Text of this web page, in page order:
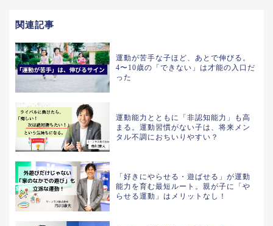
関連記事
運動が苦手な子ほど、あとで伸びる。
4〜10歳の「できない」は才能の入口だ
った
運動能力とともに「非認知能力」も高
まる。運動習慣がない子は、将来メン
タル不調におちいりやすい？
「好きにやらせる・遊ばせる」が運動
能力を育む最短ルート。親が子に「や
らせる運動」はメリットなし！